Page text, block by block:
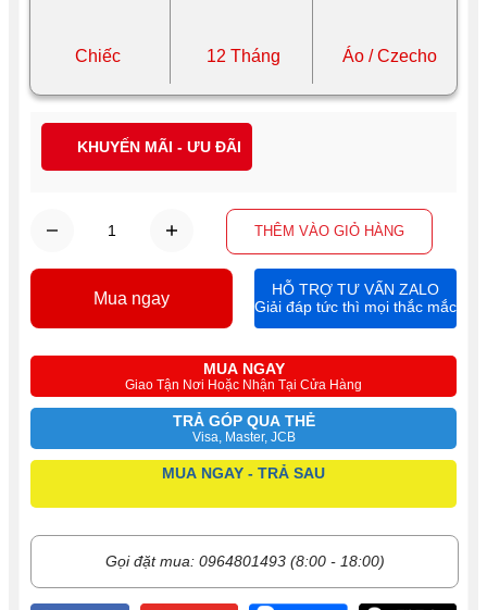
Chiếc 12 Tháng Áo / Czecho
THÊM VÀO GIỎ HÀNG
MUA NGAY
Giao Tận Nơi Hoặc Nhận Tại Cửa Hàng
TRẢ GÓP QUA THẺ
Visa, Master, JCB
MUA NGAY - TRẢ SAU
Gọi đặt mua: 0964801493 (8:00 - 18:00)
Mua ngay
HỖ TRỢ TƯ VẤN ZALO
Giải đáp tức thì mọi thắc mắc
KHUYẾN MÃI - ƯU ĐÃI